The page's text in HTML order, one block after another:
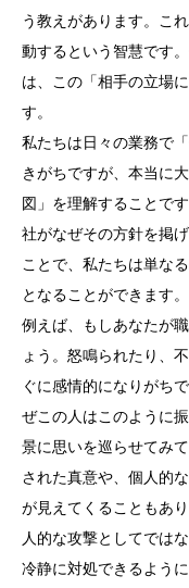
う教えがあります。こ
動するという智慧です
は、この「相手の立場
す。
私たちは日々の業務で
きがちですが、本当に
図」を理解することで
社がなぜその方針を掲
ことで、私たちは単な
となることができます。
例えば、もしあなたが
ょう。怒鳴られたり、
ぐに感情的になりがち
ぜこの人はこのように
景に思いを巡らせてみ
された真意や、個人的
が見えてくることもあ
人的な攻撃としてでは
冷静に対処できるように